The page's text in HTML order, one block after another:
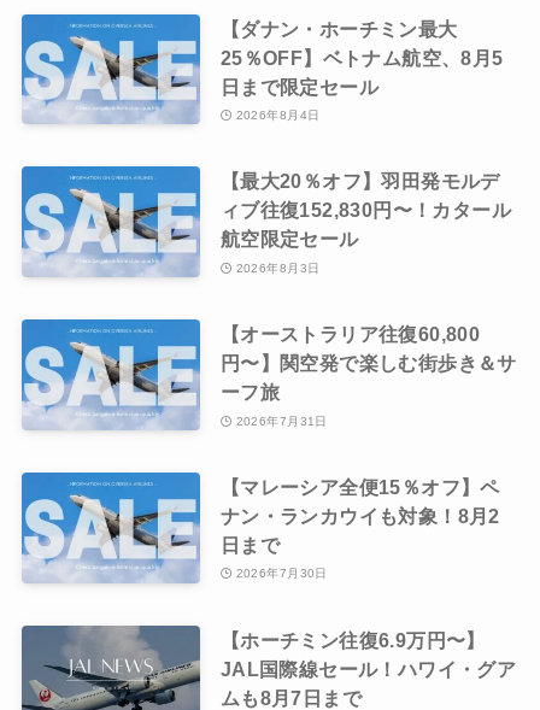
【ダナン・ホーチミン最大
25％OFF】ベトナム航空、8月5
日まで限定セール
2026年8月4日
【最大20％オフ】羽田発モルデ
ィブ往復152,830円〜！カタール
航空限定セール
2026年8月3日
【オーストラリア往復60,800
円〜】関空発で楽しむ街歩き＆サ
ーフ旅
2026年7月31日
【マレーシア全便15％オフ】ペ
ナン・ランカウイも対象！8月2
日まで
2026年7月30日
【ホーチミン往復6.9万円〜】
JAL国際線セール！ハワイ・グア
ムも8月7日まで